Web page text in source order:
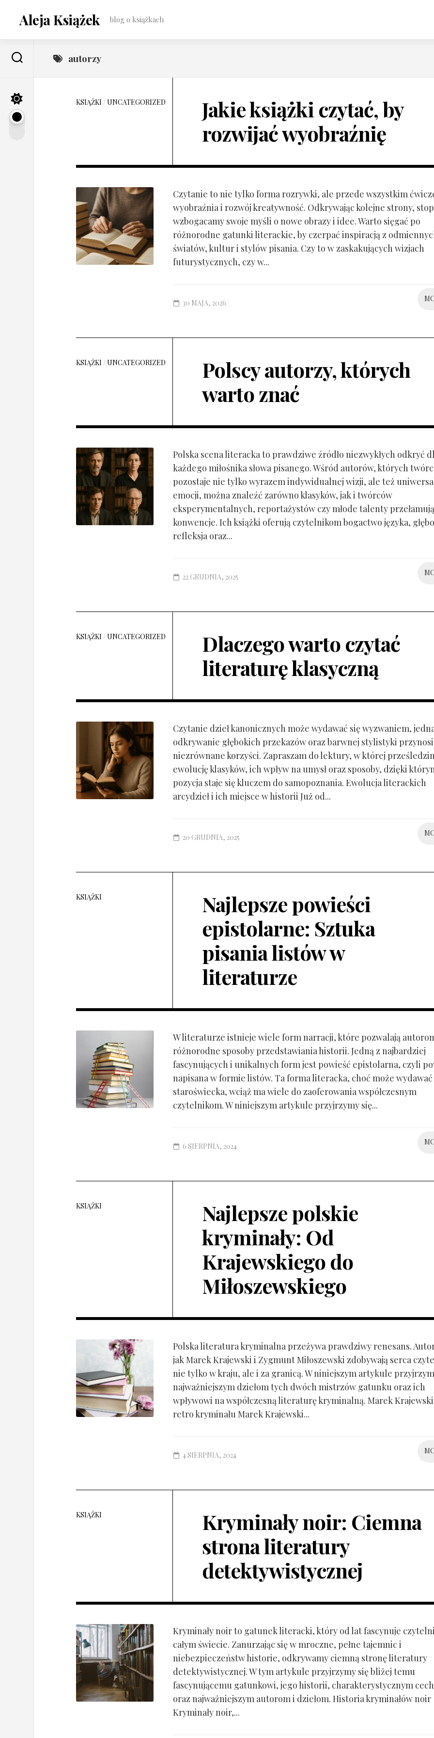
contentAleja Książek blog o książkach
autorzy
KSIĄŻKI /UNCATEGORIZED
Jakie książki czytać, by
rozwijać wyobraźnię
Czytanie to nie tylko forma rozrywki, ale przede wszystkim
wyobraźnia i rozwój kreatywność. Odkrywając kolejne strony,
wzbogacamy swoje myśli o nowe obrazy i idee. Warto sięgać po
różnorodne gatunki literackie, by czerpać inspiracją z
światów, kultur i stylów pisania. Czy to w zaskakujących wizjach
futurystycznych, czy w...
30 MAJA, 2026
KSIĄŻKI /UNCATEGORIZED
Polscy autorzy, których
warto znać
Polska scena literacka to prawdziwe źródło niezwykłych odkryć
każdego miłośnika słowa pisanego. Wśród autorów, których
pozostaje nie tylko wyrazem indywidualnej wizji, ale też
emocji, można znaleźć zarówno klasyków, jak i twórców
eksperymentalnych, reportażystów czy młode talenty
konwencje. Ich książki oferują czytelnikom bogactwo języka,
refleksja oraz...
22 GRUDNIA, 2025
KSIĄŻKI /UNCATEGORIZED
Dlaczego warto czytać
literaturę klasyczną
Czytanie dzieł kanonicznych może wydawać się wyzwaniem,
odkrywanie głębokich przekazów oraz barwnej stylistyki przynosi
niezrównane korzyści. Zapraszam do lektury, w której
ewolucję klasyków, ich wpływ na umysł oraz sposoby, dzięki
pozycja staje się kluczem do samopoznania. Ewolucja literackich
arcydzieł i ich miejsce w historii Już od...
20 GRUDNIA, 2025
KSIĄŻKI
Najlepsze powieści
epistolarne: Sztuka
pisania listów w
literaturze
W literaturze istnieje wiele form narracji, które pozwalają
różnorodne sposoby przedstawiania historii. Jedną z najbardziej
fascynujących i unikalnych form jest powieść epistolarna, czyli
napisana w formie listów. Ta forma literacka, choć może wydawać
staroświecka, wciąż ma wiele do zaoferowania współczesnym
czytelnikom. W niniejszym artykule przyjrzymy się...
6 SIERPNIA, 2024
KSIĄŻKI
Najlepsze polskie
kryminały: Od
Krajewskiego do
Miłoszewskiego
Polska literatura kryminalna przeżywa prawdziwy renesans.
jak Marek Krajewski i Zygmunt Miłoszewski zdobywają serca
nie tylko w kraju, ale i za granicą. W niniejszym artykule
najważniejszym dziełom tych dwóch mistrzów gatunku oraz ich
wpływowi na współczesną literaturę kryminalną. Marek
retro kryminału Marek Krajewski...
4 SIERPNIA, 2024
KSIĄŻKI
Kryminały noir: Ciemna
strona literatury
detektywistycznej
Kryminały noir to gatunek literacki, który od lat fascynuje
całym świecie. Zanurzając się w mroczne, pełne tajemnic i
niebezpieczeństw historie, odkrywamy ciemną stronę literatury
detektywistycznej. W tym artykule przyjrzymy się bliżej temu
fascynującemu gatunkowi, jego historii, charakterystycznym
oraz najważniejszym autorom i dziełom. Historia kryminałów noir
Kryminały noir,...